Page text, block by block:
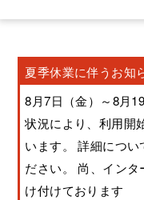
夏季休業に伴うお知
8月7日（金）～8月
状況により、利用開
います。 詳細につい
ださい。 尚、イン
け付けております